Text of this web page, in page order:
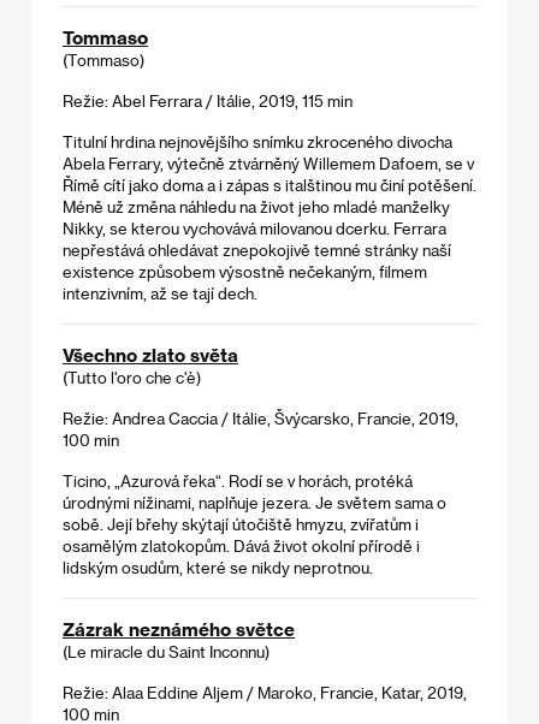
Tommaso
(Tommaso)
Režie: Abel Ferrara / Itálie, 2019, 115 min
Titulní hrdina nejnovějšího snímku zkroceného divocha
Abela Ferrary, výtečně ztvárněný Willemem Dafoem, se v
Římě cítí jako doma a i zápas s italštinou mu činí potěšení.
Méně už změna náhledu na život jeho mladé manželky
Nikky, se kterou vychovává milovanou dcerku. Ferrara
nepřestává ohledávat znepokojivě temné stránky naší
existence způsobem výsostně nečekaným, filmem
intenzivním, až se tají dech.
Všechno zlato světa
(Tutto l'oro che c'è)
Režie: Andrea Caccia / Itálie, Švýcarsko, Francie, 2019,
100 min
Ticino, „Azurová řeka“. Rodí se v horách, protéká
úrodnými nížinami, naplňuje jezera. Je světem sama o
sobě. Její břehy skýtají útočiště hmyzu, zvířatům i
osamělým zlatokopům. Dává život okolní přírodě i
lidským osudům, které se nikdy neprotnou.
Zázrak neznámého světce
(Le miracle du Saint Inconnu)
Režie: Alaa Eddine Aljem / Maroko, Francie, Katar, 2019,
100 min